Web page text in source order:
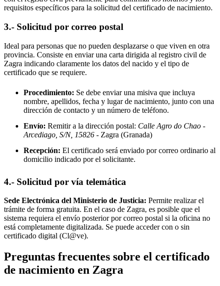
requisitos específicos para la solicitud del certificado de nacimiento.
3.- Solicitud por correo postal
Ideal para personas que no pueden desplazarse o que viven en otra
provincia. Consiste en enviar una carta dirigida al registro civil de
Zagra indicando claramente los datos del nacido y el tipo de
certificado que se requiere.
Procedimiento: Se debe enviar una misiva que incluya
nombre, apellidos, fecha y lugar de nacimiento, junto con una
dirección de contacto y un número de teléfono.
Envío: Remitir a la dirección postal: Calle Agro do Chao -
Arcediago, S/N, 15826 - Zagra (Granada)
Recepción: El certificado será enviado por correo ordinario al
domicilio indicado por el solicitante.
4.- Solicitud por vía telemática
Sede Electrónica del Ministerio de Justicia: Permite realizar el
trámite de forma gratuita. En el caso de Zagra, es posible que el
sistema requiera el envío posterior por correo postal si la oficina no
está completamente digitalizada. Se puede acceder con o sin
certificado digital (Cl@ve).
Preguntas frecuentes sobre el certificado
de nacimiento en Zagra